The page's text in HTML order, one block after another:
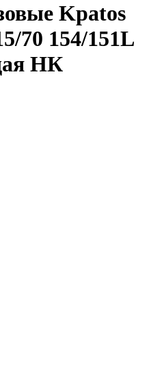
Kpatos
70 154/151L
НК